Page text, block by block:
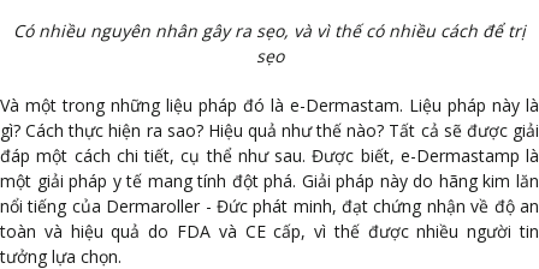
Có nhiều nguyên nhân gây ra sẹo, và vì thế có nhiều cách để trị
sẹo
Và một trong những liệu pháp đó là e-Dermastam. Liệu pháp này là
gì? Cách thực hiện ra sao? Hiệu quả như thế nào? Tất cả sẽ được giải
đáp một cách chi tiết, cụ thể như sau. Được biết, e-Dermastamp là
một giải pháp y tế mang tính đột phá. Giải pháp này do hãng kim lăn
nổi tiếng của Dermaroller - Đức phát minh, đạt chứng nhận về độ an
toàn và hiệu quả do FDA và CE cấp, vì thế được nhiều người tin
tưởng lựa chọn.